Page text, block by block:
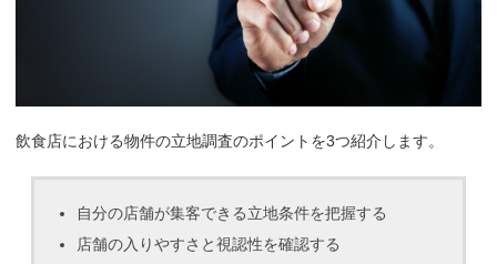
飲食店における物件の立地調査のポイントを3つ紹介します。
自分の店舗が集客できる立地条件を把握する
店舗の入りやすさと視認性を確認する